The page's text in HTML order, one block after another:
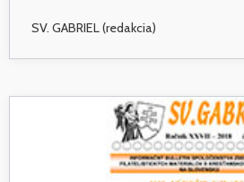
SV. GABRIEL (redakcia)